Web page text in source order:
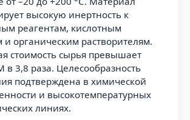
высокую инертность к
реагентам, кислотным
и органическим растворителям.
стоимость сырья превышает
в 3,8 раза. Целесообразность
подтверждена в химической
и высокотемпературных
линиях.